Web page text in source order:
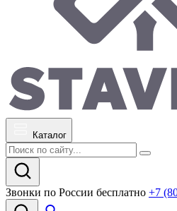
Каталог
Звонки по России бесплатно +7